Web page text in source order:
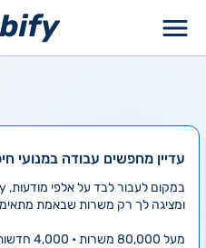
עדיין מחפשים עבודה במנועי
ומציגה לך רק משרות שבאמת
מעל 80,000 משרות • 4,000 חדשות ביום